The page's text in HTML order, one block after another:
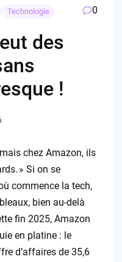
Technologie 0
des
!
chez Amazon, ils
» Si on se
commence la tech,
bien au-delà
fin 2025, Amazon
en platine : le
d’affaires de 35,6